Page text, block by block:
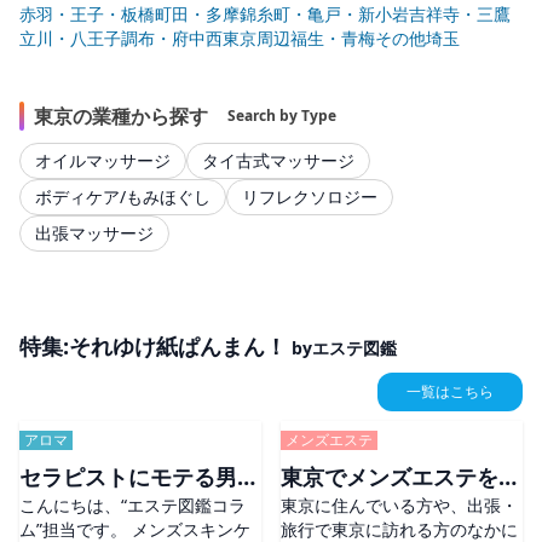
赤羽・王子・板橋町田・多摩錦糸町・亀戸・新小岩吉祥寺・三鷹
立川・八王子調布・府中西東京周辺福生・青梅その他埼玉
東京の業種から探す Search by Type
オイルマッサージ
タイ古式マッサージ
ボディケア/もみほぐし
リフレクソロジー
出張マッサージ
特集:それゆけ紙ぱんまん！ byエステ図鑑
一覧はこちら
アロマ
セラピストにモテる男は
肌から違う？今日から始
こんにちは、“エステ図鑑コラ
ム”担当です。 メンズスキンケ
メンズエステ
東京でメンズエステを楽
しむなら？おすすめエリ
東京に住んでいる方や、出張・
旅行で東京に訪れる方のなかに